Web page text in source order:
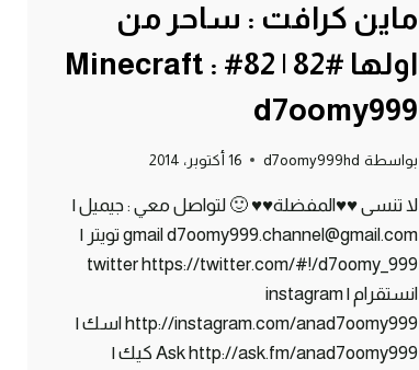
ماين كرافت : ساحر من
اولها #82 | 82# Minecraft :
d7oomy999
بواسطة d7oomy999hd 16 أكتوبر، 2014
لا تنسى ♥♥المفضلة♥♥ 🙂 لتواصل معي : جيميل |
gmail d7oomy999.channel@gmail.com تويتر |
twitter https://twitter.com/#!/d7oomy_999
انستقرام | instagram
http://instagram.com/anad7oomy999 اسك |
Ask http://ask.fm/anad7oomy999 كيك |